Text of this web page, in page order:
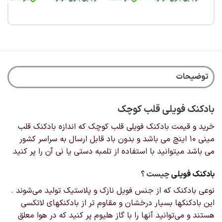
است
در
صفحه
محصول
انتخاب
شوند
صفحه
محصول
انتخاب
شوند
توضیحات
بادکنک فویلی قلب کوچک
خرید و قیمت بادکنک فویلی قلب کوچک که اندازه بادکنک قلب
مینی 10 اینچ می باشد و بدون باد قابل ارسال به سراسر کشور
می باشد میتوانید با استفاده از تلمبه دستی یا نی آن را پر کنید
بادکنک‌ فویلیچیست ؟
نوعی بادکنک که از جنس فویل نازک و پلاستیک تولید می‌شوند .
این بادکنکها بسیار درخشان و مقاوم تر از بادکنکهای لاتکسی
هستند و می‌توانید آنها را با گاز هلیوم پر کنید که در هوا معلق